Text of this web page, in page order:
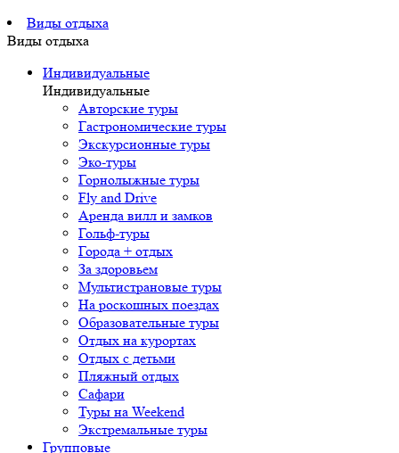
Виды отдыха
Виды отдыха
Индивидуальные
Индивидуальные
Авторские туры
Гастрономические туры
Экскурсионные туры
Эко-туры
Горнолыжные туры
Fly and Drive
Аренда вилл и замков
Гольф-туры
Города + отдых
За здоровьем
Мультистрановые туры
На роскошных поездах
Образовательные туры
Отдых на курортах
Отдых с детьми
Пляжный отдых
Сафари
Туры на Weekend
Экстремальные туры
Групповые